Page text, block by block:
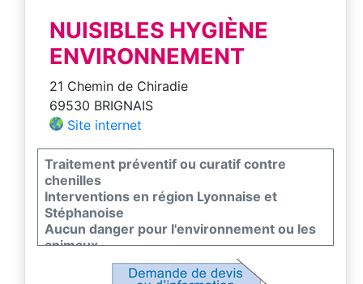
NUISIBLES HYGIÈNE
ENVIRONNEMENT
21 Chemin de Chiradie
69530 BRIGNAIS
Site internet
Traitement préventif ou curatif contre
chenilles
Interventions en région Lyonnaise et
Stéphanoise
Aucun danger pour l'environnement ou les
animaux
Entreprise agréée par l Ministère de